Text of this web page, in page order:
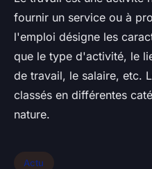
fournir un service ou à
l'emploi désigne les
que le type d'activité, le
de travail, le salaire, etc.
classés en différentes
nature.
Actu